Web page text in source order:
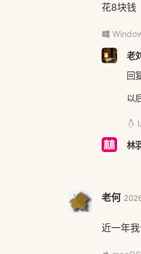
花8块钱
老
回
以
林
老何
近一年